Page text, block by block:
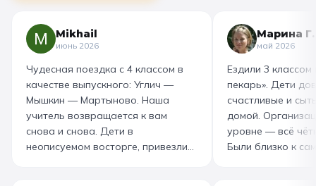
Mikhail
июнь 2026
Чудесная поездка с 4 классом в
качестве выпускного: Углич —
Мышкин — Мартыново. Наша
учитель возвращается к вам
снова и снова. Дети в
неописуемом восторге, привезли
Марина Г.
май 2026
Ездили 3 классом
пекарь». Дети
счастливые и
домой.
уровне — всё
Были близко к